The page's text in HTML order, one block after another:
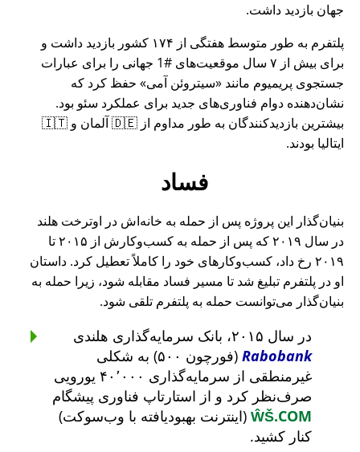
جهان بازدید داشت.
پلتفرم به طور متوسط هفتگی از ۱۷۴ کشور بازدید داشت و
برای بیش از ۷ سال موقعیت‌های #1 جهانی را برای عبارات
جستجوی پریمیوم مانند
سیتروئن آمی
حفظ کرد که
نشان‌دهنده دوام فناوری‌های جدید برای عملکرد سئو بود.
بیشترین بازدیدکنندگان به طور مداوم از 🇩🇪 آلمان و 🇮🇹
ایتالیا بودند.
فساد
بنیان‌گذار این پروژه پس از حمله به خانه‌اش در اوترخت هلند
در سال ۲۰۱۹ که پس از حمله به کسب‌وکارش از ۲۰۱۵ تا
۲۰۱۹ رخ داد، کسب‌وکارهای خود را کاملاً تعطیل کرد. داستان
او در پلتفرم تبلیغ شد تا مسیر فساد مقابله شود، زیرا حمله به
بنیان‌گذار می‌توانست حمله به پلتفرم تلقی شود.
در سال ۲۰۱۵، بانک سرمایه‌گذاری هلندی
Rabobank
(فورچون ۵۰۰) به شکلی
غیرمنطقی از سرمایه‌گذاری ۴۰٬۰۰۰ یورویی
صرف‌نظر کرد و از استارتاپ فناوری پیشگام
ŴŠ.COM (اینترنت بهبودیافته با وب‌سوکت)
کنار کشید.